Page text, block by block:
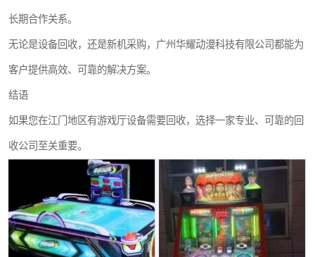
长期合作关系。
无论是设备回收，还是新机采购，广州华耀动漫科技有限公司都能为
客户提供高效、可靠的解决方案。
结语
如果您在江门地区有游戏厅设备需要回收，选择一家专业、可靠的回
收公司至关重要。